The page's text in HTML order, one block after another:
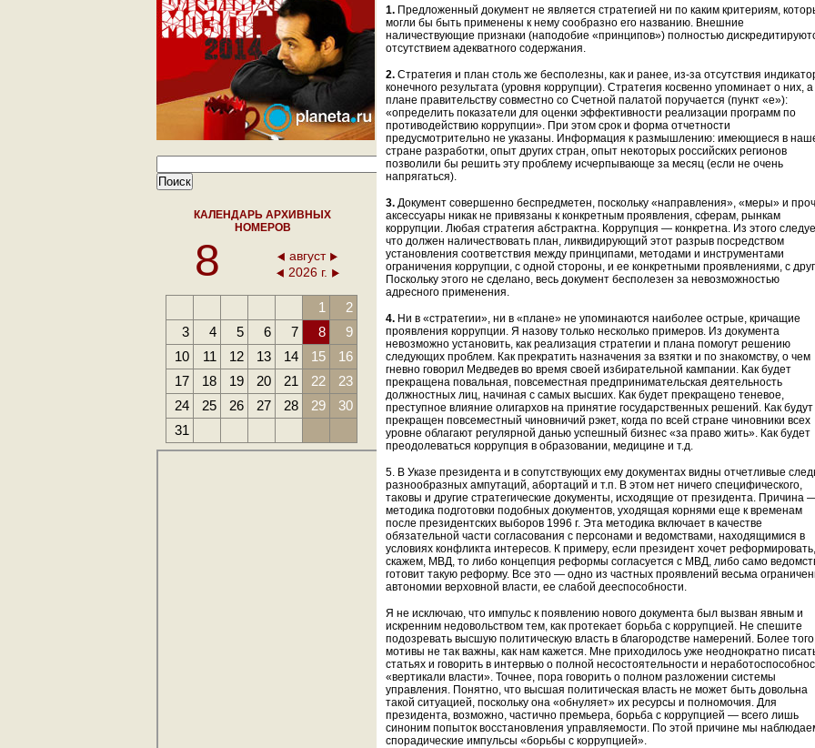
КАЛЕНДАРЬ АРХИВНЫХ
НОМЕРОВ
8
август
2026 г.
1
2
3
4 5 6 7 8
9
10
11 12 13 14 15
16
17
18 19 20 21 22
23
24
25 26 27 28 29
30
31
1. Предложенный документ не является стратегией ни по каким критериям,
могли бы быть применены к нему сообразно его названию. Внешние
наличествующие признаки (наподобие «принципов») полностью
отсутствием адекватного содержания.
2. Стратегия и план столь же бесполезны, как и ранее, из-за отсутствия
конечного результата (уровня коррупции). Стратегия косвенно упоминает о них, а
плане правительству совместно со Счетной палатой поручается (пункт «е»):
«определить показатели для оценки эффективности реализации программ по
противодействию коррупции». При этом срок и форма отчетности
предусмотрительно не указаны. Информация к размышлению: имеющиеся в
стране разработки, опыт других стран, опыт некоторых российских регионов
позволили бы решить эту проблему исчерпывающе за месяц (если не очень
напрягаться).
3. Документ совершенно беспредметен, поскольку «направления», «меры» и
аксессуары никак не привязаны к конкретным проявления, сферам, рынкам
коррупции. Любая стратегия абстрактна. Коррупция — конкретна. Из этого
что должен наличествовать план, ликвидирующий этот разрыв посредством
установления соответствия между принципами, методами и инструментами
ограничения коррупции, с одной стороны, и ее конкретными проявлениями, с
Поскольку этого не сделано, весь документ бесполезен за невозможностью
адресного применения.
4. Ни в «стратегии», ни в «плане» не упоминаются наиболее острые, кричащие
проявления коррупции. Я назову только несколько примеров. Из документа
невозможно установить, как реализация стратегии и плана помогут решению
следующих проблем. Как прекратить назначения за взятки и по знакомству, о чем
гневно говорил Медведев во время своей избирательной кампании. Как будет
прекращена повальная, повсеместная предпринимательская деятельность
должностных лиц, начиная с самых высших. Как будет прекращено теневое,
преступное влияние олигархов на принятие государственных решений. Как будут
прекращен повсеместный чиновничий рэкет, когда по всей стране чиновники всех
уровне облагают регулярной данью успешный бизнес «за право жить». Как будет
преодолеваться коррупция в образовании, медицине и т.д.
5. В Указе президента и в сопутствующих ему документах видны отчетливые
разнообразных ампутаций, абортаций и т.п. В этом нет ничего специфического,
таковы и другие стратегические документы, исходящие от президента. Причина
методика подготовки подобных документов, уходящая корнями еще к временам
после президентских выборов 1996 г. Эта методика включает в качестве
обязательной части согласования с персонами и ведомствами, находящимися в
условиях конфликта интересов. К примеру, если президент хочет реформировать,
скажем, МВД, то либо концепция реформы согласуется с МВД, либо само
готовит такую реформу. Все это — одно из частных проявлений весьма
автономии верховной власти, ее слабой дееспособности.
Я не исключаю, что импульс к появлению нового документа был вызван явным и
искренним недовольством тем, как протекает борьба с коррупцией. Не спешите
подозревать высшую политическую власть в благородстве намерений. Более
мотивы не так важны, как нам кажется. Мне приходилось уже неоднократно
статьях и говорить в интервью о полной несостоятельности и
«вертикали власти». Точнее, пора говорить о полном разложении системы
управления. Понятно, что высшая политическая власть не может быть довольна
такой ситуацией, поскольку она «обнуляет» их ресурсы и полномочия. Для
президента, возможно, частично премьера, борьба с коррупцией — всего лишь
синоним попыток восстановления управляемости. По этой причине мы
спорадические импульсы «борьбы с коррупцией».